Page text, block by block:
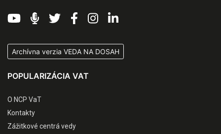
Archívna verzia VEDA NA DOSAH
POPULARIZÁCIA VAT
O NCP VaT
Kontakty
Zážitkové centrá vedy